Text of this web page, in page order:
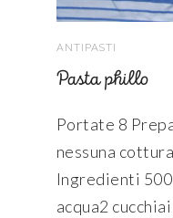
ANTIPASTI
Pasta phillo
Portate 8
nessuna
Ingredienti
acqua2